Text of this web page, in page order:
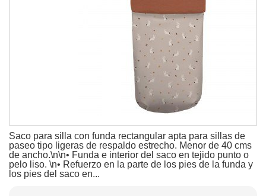
Saco para silla con funda rectangular apta para sillas de
paseo tipo ligeras de respaldo estrecho. Menor de 40 cms
de ancho.\n\n• Funda e interior del saco en tejido punto o
pelo liso. \n• Refuerzo en la parte de los pies de la funda y
los pies del saco en...